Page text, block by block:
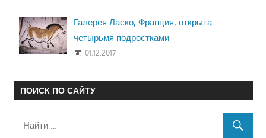
Галерея Ласко, Франция, открыта
четырьмя подростками
01.12.2017
ПОИСК ПО САЙТУ